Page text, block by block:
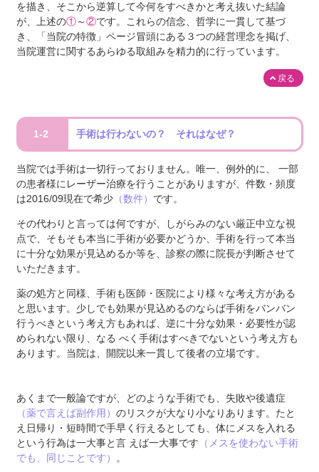
を描き、そこから逆算して今何をすべきかと考え抜いた結論
が、上述の①～②です。これらの信念、哲学に一貫して基づ
き、「当院の特徴」ページ冒頭にある３つの経営理念を掲げ、
当院運営に関するあらゆる取組みを精力的に行っています。
戻る
1-2 手術は行わないの？ それはなぜ？
当院では手術は一切行っておりません。唯一、例外的に、 一部
の患者様にレーザー治療を行うことがありますが、件数・頻度
は2016/09現在で希少（数件） です。
その代わりと言っては何ですが、しがらみのない厳正中立な視
点で、そもそも本当に手術が必要かどうか、手術を行って本当
に十分な効果が見込めるか等を、診察の際に院長が判断させて
いただきます。
薬の処方と同様、手術も医師・医院により様々な考え方がある
と思います。少しでも効果が見込めるのならば手術をバンバン
行うべきという考え方もあれば、逆に十分な効果・必要性が認
められない限り、なる べく手術はすべきでないという考え方も
あります。当院は、開院以来一貫して後者の立場です。
あくまで一般論ですが、どのような手術でも、失敗や後遺症
（薬で言えば副作用） のリスクが大なり小なりあります。たと
え日帰り・短時間で手早く行えるとしても、体にメスを入れる
という行為は一大事と言 えば一大事です （メスを使わない手術
でも、同じことです） 。